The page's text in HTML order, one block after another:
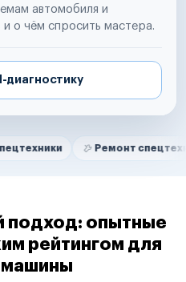
автомобиля и
о чём спросить мастера.
диагностику
Ремонт спецтехники
подход: опытные
рейтингом для